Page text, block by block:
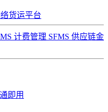
货运平台
计费管理 SFMS 供应链金
即用